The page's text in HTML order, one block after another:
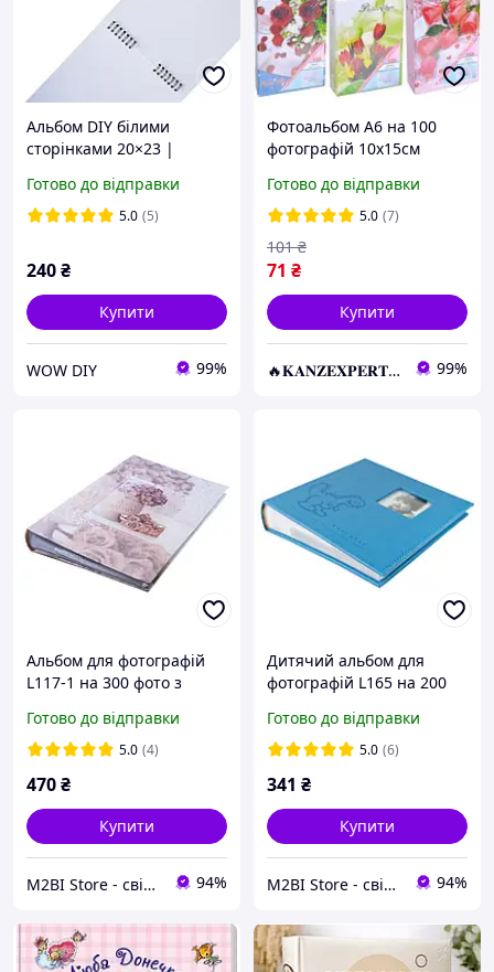
Альбом DIY білими
сторінками 20×23 |
сторінок | Білий
фотоальбом
Готово до відправки
5.0 (5)
240₴
Купити
WOW DIY 99%
Фотоальбом А6 на 100
фотографій 10х15см
Готово до відправки
5.0 (7)
71 ₴
101 ₴
Купити
🔥𝐊𝐀𝐍𝐙𝐄𝐗𝐏𝐄𝐑𝐓.com.ua🔥 99%
Альбом для фотографій
L117-1 на 300 фото з
Готово до відправки
5.0 (4)
470₴
Купити
M2BI Store - світ техніки та аксесуарів 94%
Дитячий альбом для
фотографій L165 на 200
Готово до відправки
5.0 (6)
341 ₴
Купити
M2BI Store - світ техніки та аксесуарів 94%